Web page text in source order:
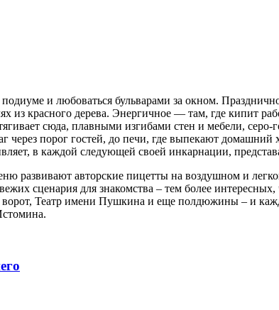
и любоваться бульварами за окном.
из красного дерева. Энергичное — там, где кипит
сюда, плавными изгибами стен и мебели,
через порог гостей, до печи, где выпекают
в каждой следующей своей инкарнации,
развивают авторские пицетты на воздушном и
сценария для знакомства – тем более
ворот, Театр имени Пушкина и еще полдюжины – и